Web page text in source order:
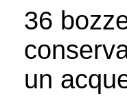
36
un